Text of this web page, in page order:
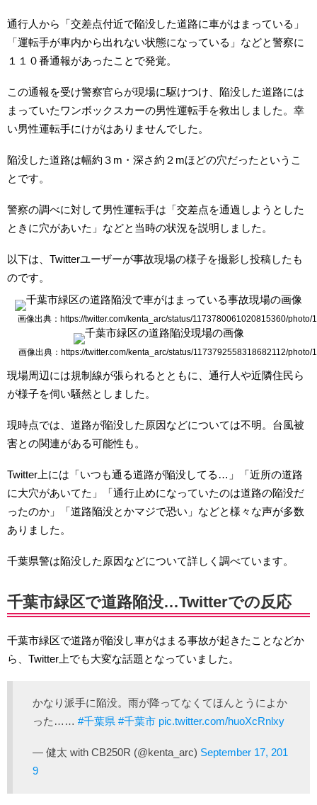
通行人から「交差点付近で陥没した道路に車がはまっている」
「運転手が車内から出れない状態になっている」などと警察に
１１０番通報があったことで発覚。
この通報を受け警察官らが現場に駆けつけ、陥没した道路には
まっていたワンボックスカーの男性運転手を救出しました。幸
い男性運転手にけがはありませんでした。
陥没した道路は幅約３m・深さ約２mほどの穴だったというこ
とです。
警察の調べに対して男性運転手は「交差点を通過しようとした
ときに穴があいた」などと当時の状況を説明しました。
以下は、Twitterユーザーが事故現場の様子を撮影し投稿したも
のです。
画像出典：https://twitter.com/kenta_arc/status/1173780061020815360/photo/1
画像出典：https://twitter.com/kenta_arc/status/1173792558318682112/photo/1
現場周辺には規制線が張られるとともに、通行人や近隣住民ら
が様子を伺い騒然としました。
現時点では、道路が陥没した原因などについては不明。台風被
害との関連がある可能性も。
Twitter上には「いつも通る道路が陥没してる…」「近所の道路
に大穴があいてた」「通行止めになっていたのは道路の陥没だ
ったのか」「道路陥没とかマジで恐い」などと様々な声が多数
ありました。
千葉県警は陥没した原因などについて詳しく調べています。
千葉市緑区で道路陥没…Twitterでの反応
千葉市緑区で道路が陥没し車がはまる事故が起きたことなどか
ら、Twitter上でも大変な話題となっていました。
かなり派手に陥没。雨が降ってなくてほんとうによか
った…… #千葉県 #千葉市 pic.twitter.com/huoXcRnlxy
— 健太 with CB250R (@kenta_arc) September 17, 201
9